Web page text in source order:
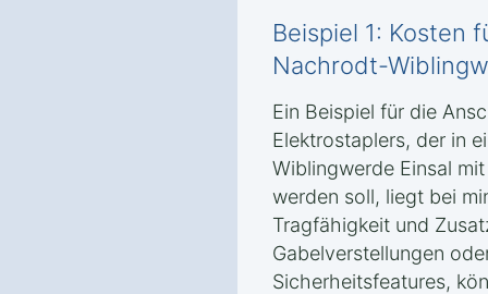
Beispiel 1: Kosten
Nachrodt-
Ein Beispiel für die
Elektrostaplers, der in
Wiblingwerde Einsal
werden soll, liegt bei
Tragfähigkeit und
Gabelverstellungen
Sicherheitsfeatures,